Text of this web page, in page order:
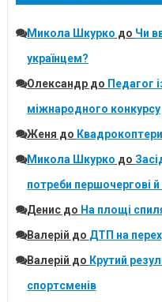
Микола Шкурко до Чи
українцем?
Олександрдо Педагог
міжнародного конкурсу
Женя до
Микола Шкурко до
потреби першочергові
Денисдо На площі
Валерій до ДТП на
Валерій до Крутий
спортсменів